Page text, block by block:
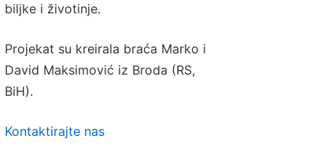
biljke i životinje.
Projekat su kreirala braća Marko i
David Maksimović iz Broda (RS,
BiH).
Kontaktirajte nas